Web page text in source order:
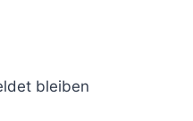
Rutschgefahr
bleiben